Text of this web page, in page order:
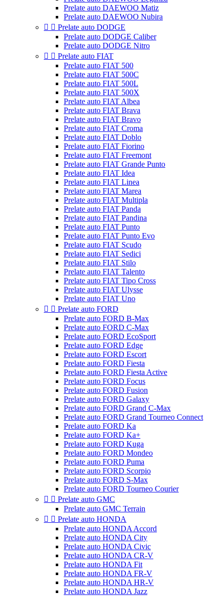
Prelate auto DAEWOO Matiz
Prelate auto DAEWOO Nubira
  Prelate auto DODGE
Prelate auto DODGE Caliber
Prelate auto DODGE Nitro
  Prelate auto FIAT
Prelate auto FIAT 500
Prelate auto FIAT 500C
Prelate auto FIAT 500L
Prelate auto FIAT 500X
Prelate auto FIAT Albea
Prelate auto FIAT Brava
Prelate auto FIAT Bravo
Prelate auto FIAT Croma
Prelate auto FIAT Doblo
Prelate auto FIAT Fiorino
Prelate auto FIAT Freemont
Prelate auto FIAT Grande Punto
Prelate auto FIAT Idea
Prelate auto FIAT Linea
Prelate auto FIAT Marea
Prelate auto FIAT Multipla
Prelate auto FIAT Panda
Prelate auto FIAT Pandina
Prelate auto FIAT Punto
Prelate auto FIAT Punto Evo
Prelate auto FIAT Scudo
Prelate auto FIAT Sedici
Prelate auto FIAT Stilo
Prelate auto FIAT Talento
Prelate auto FIAT Tipo Cross
Prelate auto FIAT Ulysse
Prelate auto FIAT Uno
  Prelate auto FORD
Prelate auto FORD B-Max
Prelate auto FORD C-Max
Prelate auto FORD EcoSport
Prelate auto FORD Edge
Prelate auto FORD Escort
Prelate auto FORD Fiesta
Prelate auto FORD Fiesta Active
Prelate auto FORD Focus
Prelate auto FORD Fusion
Prelate auto FORD Galaxy
Prelate auto FORD Grand C-Max
Prelate auto FORD Grand Tourneo Connect
Prelate auto FORD Ka
Prelate auto FORD Ka+
Prelate auto FORD Kuga
Prelate auto FORD Mondeo
Prelate auto FORD Puma
Prelate auto FORD Scorpio
Prelate auto FORD S-Max
Prelate auto FORD Tourneo Courier
  Prelate auto GMC
Prelate auto GMC Terrain
  Prelate auto HONDA
Prelate auto HONDA Accord
Prelate auto HONDA City
Prelate auto HONDA Civic
Prelate auto HONDA CR-V
Prelate auto HONDA Fit
Prelate auto HONDA FR-V
Prelate auto HONDA HR-V
Prelate auto HONDA Jazz